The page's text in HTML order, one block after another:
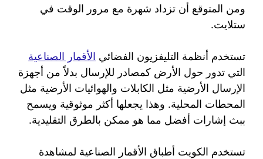
ومن المتوقع أن تزداد شهرة مع مرور الوقت في
ستلايت.
تستخدم أنظمة التليفزيون الفضائي الأقمار الصناعية
التي تدور حول الأرض كمصادر للإرسال بدلاً من أجهزة
الإرسال الأرضية مثل الكابلات والهوائيات الأرضية مثل
المحطات المحلية. وهذا يجعلها أكثر موثوقية ويسمح
ببث إشارات أفضل مما هو ممكن بالطرق التقليدية.
تستخدم الكويت أطباق الأقمار الصناعية لمشاهدة